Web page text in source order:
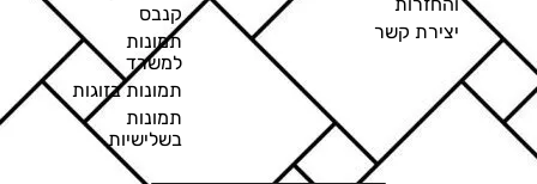
יצירת קשר
קנבס
תמונות
למשרד
תמונות בזוגות
תמונות
בשלישיות